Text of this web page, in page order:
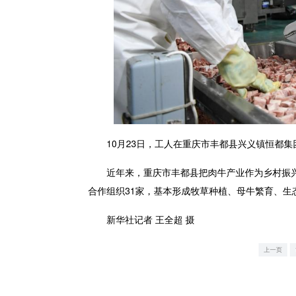
10月23日，工人在重庆市丰都县兴义镇恒都集
近年来，重庆市丰都县把肉牛产业作为乡村振
合作组织31家，基本形成牧草种植、母牛繁育、
新华社记者 王全超 摄
上一页